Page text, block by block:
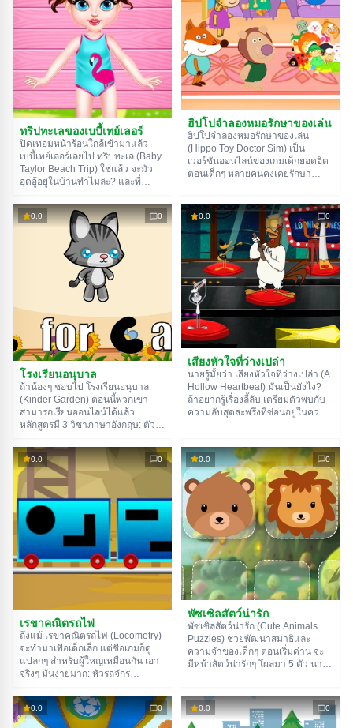
ของโปรดจากช็อกโกแลตหรือมาร์มา
เลดแบบทีละขั้นตอนเลย แถมยังช่วย
แพ็คทุกอย่างให้สวยงามอีกด้วยนะ
นะ ถ้าทำถูกจะได้เวลาเพิ่ม แต่ถ้าทำ
ผิดเวลาจะลดลง
ทริปทะเลของเบบี้เทย์เลอร์
ปิดเทอมหน้าร้อนใกล้เข้ามาแล้ว
เบบี้เทย์เลอร์เลยไป ทริปทะเล (Baby
Taylor Beach Trip) ใช่แล้ว จะมัว
อุดอู้อยู่ในบ้านทำไมล่ะ? และที่
นายต้องเลือกชุดว่ายน้ำ สร้าง
ปราสาททราย กินของอร่อยๆ ดื่มน้ำ
เย็นๆ ไปรักษาตัวที่ปฐมพยาบาลท้อง
ถิ่น แถมยังต้องซ่อมรถด้วยนะ
ฮิปโปจำลองหมอรักษาของเล่น
ฮิปโปจำลองหมอรักษาของเล่น
(Hippo Toy Doctor Sim) เป็น
เวอร์ชันออนไลน์ของเกมเด็กยอดฮิต
ตอนเด็กๆ หลายคนคงเคยรักษา
เด็กรุ่นใหม่ ตอนนี้เด็กๆ ไม่ต้องหา
เข็ม ด้าย และกระดุมแล้ว – ทุกอย่าง
อยู่บนหน้าจอ แค่คลิกเมาส์ก็เสร็จ
0.0 0
โรงเรียนอนุบาล
ถ้าน้องๆ ชอบไป โรงเรียนอนุบาล
(Kinder Garden) ตอนนี้พวกเขา
สามารถเรียนออนไลน์ได้แล้ว
หลักสูตรมี 3 วิชาภาษาอังกฤษ: ตัว
ประกอบด้วยแบบฝึกหัดหลายแบบ
และจะค่อยๆ ยากขึ้น และเพื่อไม่ให้
น้องๆ เบื่อ ภารกิจจะมีภาพประกอบ
ฮาๆ และมีเสียงคนเล่าเรื่องที่น่าฟัง
ด้วย
0.0 0
เสียงหัวใจที่ว่างเปล่า
นายรู้มั้ยว่า เสียงหัวใจที่ว่างเปล่า (A
Hollow Heartbeat) มันเป็นยังไง?
ถ้าอยากรู้เรื่องลี้ลับ เตรียมตัวพบกับ
ความลับสุดสะพรึงที่ซ่อนอยู่ในความ
ผ่านความทุกข์ทรมาน – ของคนอื่น
หรือของนายเอง นายเลือกได้ และจำ
ไว้ว่าการตัดสินใจของนายจะถูก
จารึกไว้ในประวัติศาสตร์ เหมือนรอย
เท้าบนหิมะ
0.0 0
เรขาคณิตรถไฟ
ถึงแม้ เรขาคณิตรถไฟ (Locometry)
จะทำมาเพื่อเด็กเล็ก แต่ชื่อเกมก็ดู
แปลกๆ สำหรับผู้ใหญ่เหมือนกัน เอา
จริงๆ มันง่ายมาก: หัวรถจักร
(Geometry) = Locometry เป็นการ
ผสมคำที่ตลกดี ในเกมนี้นายต้องแยก
รูปทรงเรขาคณิตใส่ตู้รถไฟให้ถูก
0.0 0
พัซเซิลสัตว์น่ารัก
พัซเซิลสัตว์น่ารัก (Cute Animals
Puzzles) ช่วยพัฒนาสมาธิและ
ความจำของเด็กๆ ตอนเริ่มด่าน จะ
มีหน้าสัตว์น่ารักๆ โผล่มา 5 ตัว นาย
หรอ? ทำซ้ำกับสัตว์ตัวใหม่ไปเรื่อยๆ
จนกว่าเวลาจะหมด มีเวลาให้ 1 นาที
0.0 0 0.0 0